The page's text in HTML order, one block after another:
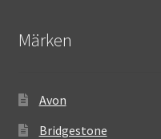
Märken
Avon
Bridgestone